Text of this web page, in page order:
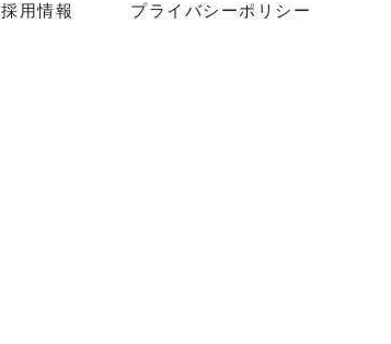
採用情報 プライバシーポリシー